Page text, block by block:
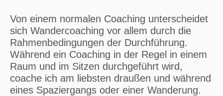
Von einem normalen Coaching unterscheidet
sich Wandercoaching vor allem durch die
Rahmenbedingungen der Durchführung.
Während ein Coaching in der Regel in einem
Raum und im Sitzen durchgeführt wird,
coache ich am liebsten draußen und während
eines Spaziergangs oder einer Wanderung.